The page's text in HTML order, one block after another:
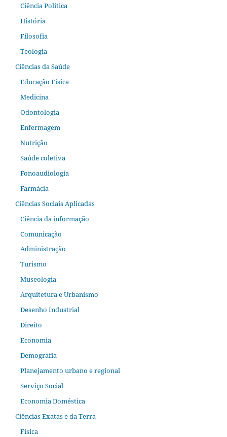
Ciência Política
História
Filosofia
Teologia
Ciências da Saúde
Educação Física
Medicina
Odontologia
Enfermagem
Nutrição
Saúde coletiva
Fonoaudiologia
Farmácia
Ciências Sociais Aplicadas
Ciência da informação
Comunicação
Administração
Turismo
Museologia
Arquitetura e Urbanismo
Desenho Industrial
Direito
Economia
Demografia
Planejamento urbano e regional
Serviço Social
Economia Doméstica
Ciências Exatas e da Terra
Física